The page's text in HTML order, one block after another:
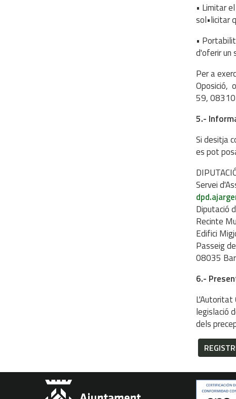
• Limitar
sol•licitar
•
d'oferir un
Per a
Oposició,
59, 08310
5.-
Si desitja
es pot
Servei
Diputació
Recinte
Edifici
Passeig
08035
6.-
L'Autoritat
legislació
dels